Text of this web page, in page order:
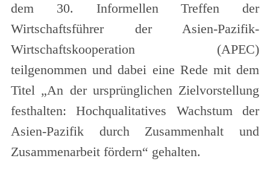
dem 30. Informellen Treffen der
Wirtschaftsführer der Asien-Pazifik-
Wirtschaftskooperation (APEC)
teilgenommen und dabei eine Rede mit dem
Titel „An der ursprünglichen Zielvorstellung
festhalten: Hochqualitatives Wachstum der
Asien-Pazifik durch Zusammenhalt und
Zusammenarbeit fördern“ gehalten.